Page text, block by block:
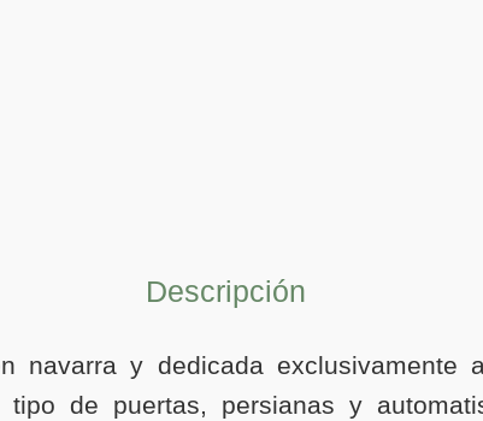
Descripción
navarra y dedicada exclusivamente
de puertas, persianas y